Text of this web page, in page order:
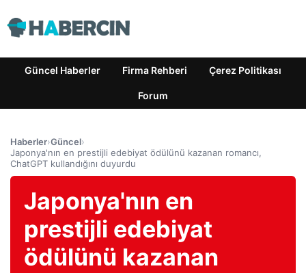
Güncel Haberler Firma Rehberi Çerez Politikası
Forum
Haberler›Güncel›
Japonya'nın en prestijli edebiyat ödülünü kazanan romancı,
ChatGPT kullandığını duyurdu
Japonya'nın en
prestijli edebiyat
ödülünü kazanan